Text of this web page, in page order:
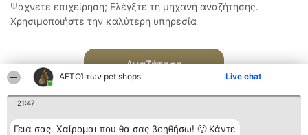
ΑΕΤΟΊ των pet shops Live chat
21:47
Γεια σας. Χαίρομαι που θα σας βοηθήσω! 🙂 Κάντε
Ψάχνετε επιχείρηση; Ελέγξτε τη μηχανή αναζήτησης.
Χρησιμοποιήστε την καλύτερη υπηρεσία
Αναζήτηση